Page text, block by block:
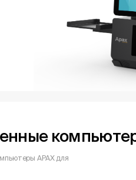
APAX для
и